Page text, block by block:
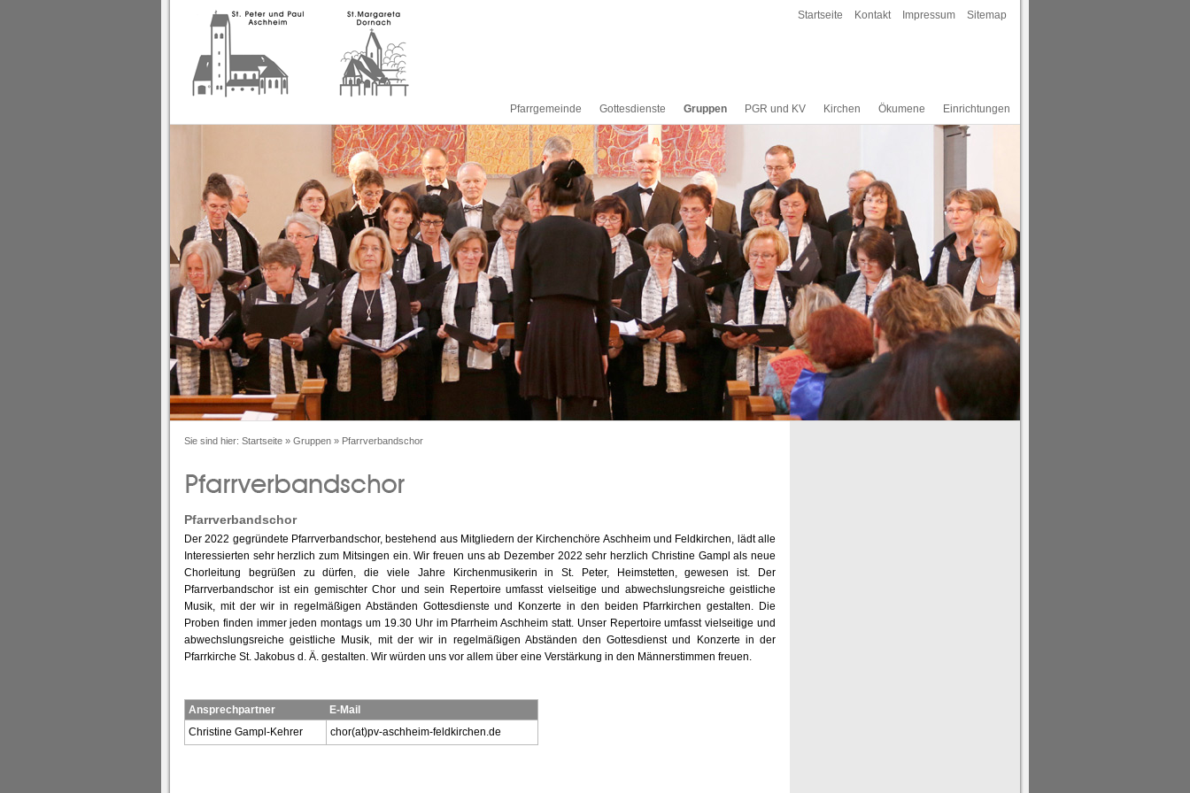
Startseite Kontakt Impressum Sitemap
Pfarrgemeinde Gottesdienste Gruppen PGR und KV Kirchen Ökumene Einrichtungen
Sie sind hier: Startseite » Gruppen » Pfarrverbandschor
Pfarrverbandschor
Der 2022 gegründete Pfarrverbandschor, bestehend aus Mitgliedern der Kirchenchöre Aschheim und Feldkirchen, lädt alle
Interessierten sehr herzlich zum Mitsingen ein. Wir freuen uns ab Dezember 2022 sehr herzlich Christine Gampl als neue
Chorleitung begrüßen zu dürfen, die viele Jahre Kirchenmusikerin in St. Peter, Heimstetten, gewesen ist. Der
Pfarrverbandschor ist ein gemischter Chor und sein Repertoire umfasst vielseitige und abwechslungsreiche geistliche
Musik, mit der wir in regelmäßigen Abständen Gottesdienste und Konzerte in den beiden Pfarrkirchen gestalten. Die
Proben finden immer jeden montags um 19.30 Uhr im Pfarrheim Aschheim statt. Unser Repertoire umfasst vielseitige und
abwechslungsreiche geistliche Musik, mit der wir in regelmäßigen Abständen den Gottesdienst und Konzerte in der
Pfarrkirche St. Jakobus d. Ä. gestalten. Wir würden uns vor allem über eine Verstärkung in den Männerstimmen freuen.
Ansprechpartner
E-Mail
Christine Gampl-Kehrer
chor(at)pv-aschheim-feldkirchen.de